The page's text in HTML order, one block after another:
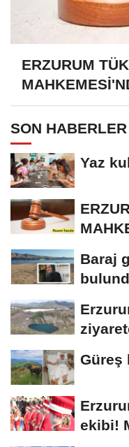
ERZURUM
SON HABERLER
Yaz
Baraj
Güreş
ekibi!